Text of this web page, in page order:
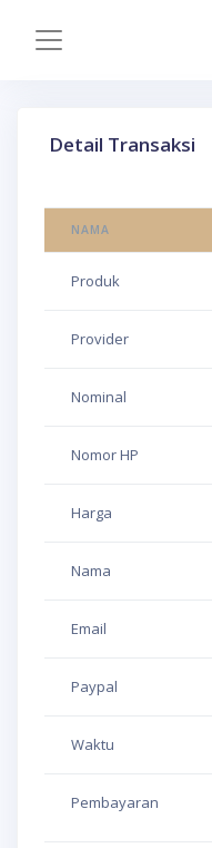
Detail Transaksi
NAMA
Produk
Provider
Nominal
Nomor HP
Harga
Nama
Email
Paypal
Waktu
Pembayaran